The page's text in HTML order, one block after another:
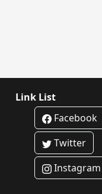
Link List
Facebook
Twitter
Instagram